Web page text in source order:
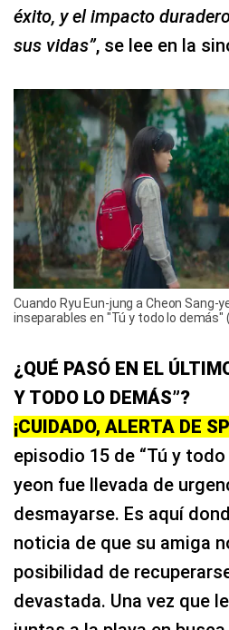
éxito, y el impacto
sus vidas”, se lee en la
Cuando Ryu Eun-jung a Cheon Sang-
inseparables en "Tú y todo lo
¿QUÉ PASÓ EN EL
Y TODO LO DEMÁS”?
¡CUIDADO, ALERTA DE
episodio 15 de “Tú y
yeon fue llevada de
desmayarse. Es aquí
noticia de que su amiga
posibilidad de
devastada. Una vez que